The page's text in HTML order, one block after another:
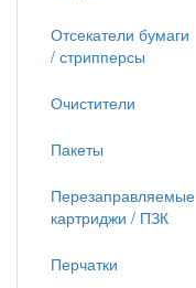
Отсекатели бумаги
/ стрипперсы
Очистители
Пакеты
Перезаправляемые
картриджи / ПЗК
Перчатки